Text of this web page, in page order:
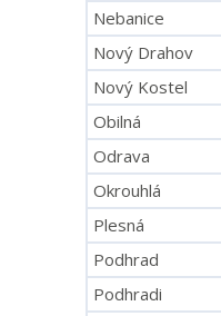
Nebanice
Nový Drahov
Nový Kostel
Obilná
Odrava
Okrouhlá
Plesná
Podhrad
Podhradi